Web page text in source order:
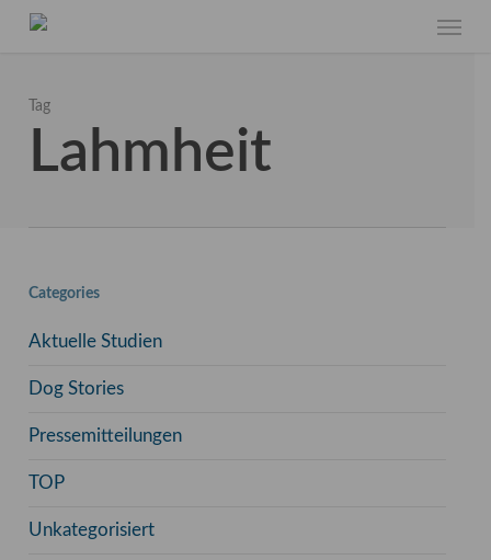
Skip
content
Tag
Lahmheit
Categories
Aktuelle Studien
Dog Stories
Pressemitteilungen
TOP
Unkategorisiert